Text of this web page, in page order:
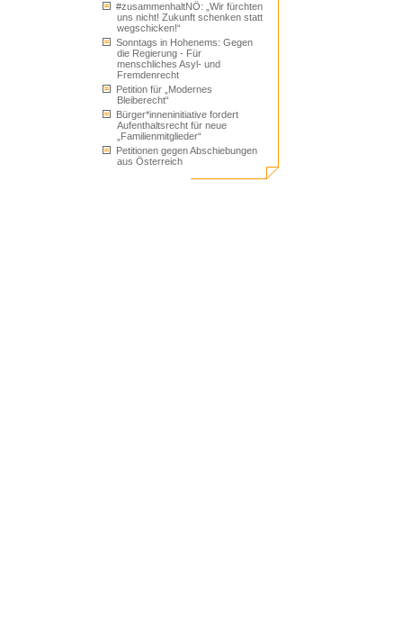
#zusammenhaltNÖ: „Wir fürchten
uns nicht! Zukunft schenken statt
wegschicken!“
Sonntags in Hohenems: Gegen
die Regierung - Für
menschliches Asyl- und
Fremdenrecht
Petition für „Modernes
Bleiberecht“
Bürger*inneninitiative fordert
Aufenthaltsrecht für neue
„Familienmitglieder“
Petitionen gegen Abschiebungen
aus Österreich